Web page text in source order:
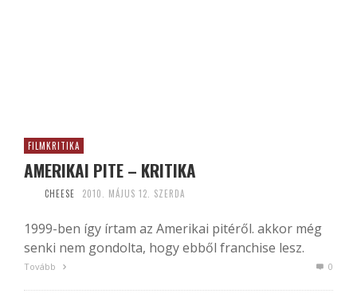
FILMKRITIKA
AMERIKAI PITE – KRITIKA
CHEESE 2010. MÁJUS 12. SZERDA
1999-ben így írtam az Amerikai pitéről. akkor még
senki nem gondolta, hogy ebből franchise lesz.
Tovább 0